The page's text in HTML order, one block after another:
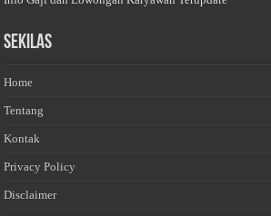
Sekilas
Home
Tentang
Kontak
Privacy Policy
Disclaimer